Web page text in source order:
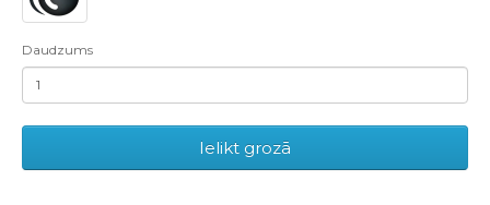
Daudzums
Ielikt grozā